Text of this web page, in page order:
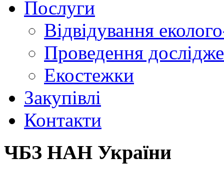
Послуги
Відвідування
Проведення
Екостежки
Закупівлі
Контакти
ЧБЗ НАН України